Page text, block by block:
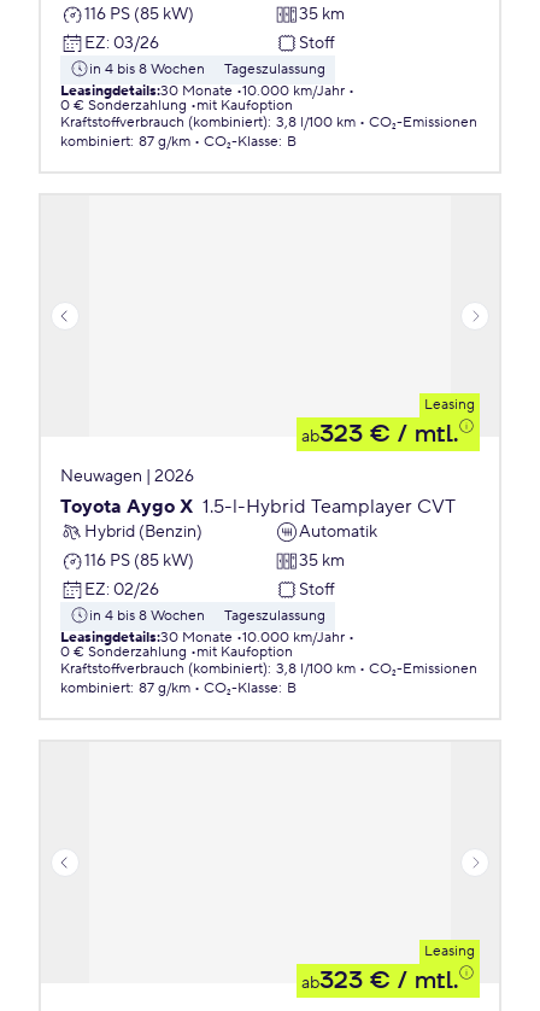
116 PS (85 kW)
35 km
EZ: 03/26 Stoff
in 4 bis 8 Wochen
Tageszulassung
Leasingdetails:30 Monate 10.000 km/Jahr
0 € Sonderzahlung
mit Kaufoption
Kraftstoffverbrauch (kombiniert): 3,8 l/100 km
CO₂-Emissionen
kombiniert: 87 g/km CO₂-Klasse: B
Leasing
ab323 € / mtl.
Neuwagen | 2026
Toyota Aygo X 1.5-l-Hybrid Teamplayer CVT
Hybrid (Benzin)
Automatik
116 PS (85 kW)
35 km
EZ: 02/26 Stoff
in 4 bis 8 Wochen
Tageszulassung
Leasingdetails:30 Monate 10.000 km/Jahr
0 € Sonderzahlung
mit Kaufoption
Kraftstoffverbrauch (kombiniert): 3,8 l/100 km
CO₂-Emissionen
kombiniert: 87 g/km CO₂-Klasse: B
Leasing
ab323 € / mtl.